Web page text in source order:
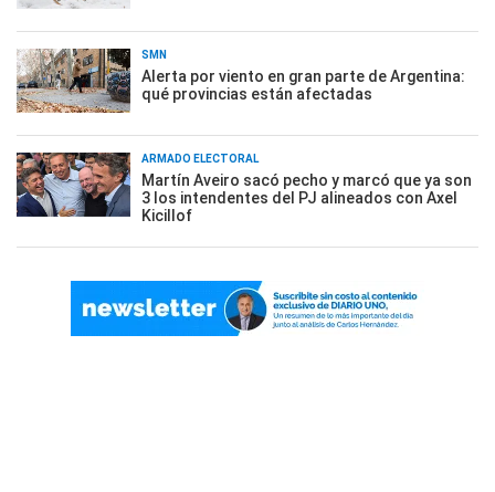
SMN
Alerta por viento en gran parte de Argentina:
qué provincias están afectadas
ARMADO ELECTORAL
Martín Aveiro sacó pecho y marcó que ya son
3 los intendentes del PJ alineados con Axel
Kicillof